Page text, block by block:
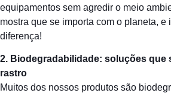
equipamentos sem agredir o meio
mostra que se importa com o planeta, e
diferença!
2. Biodegradabilidade: soluções que
rastro
Muitos dos nossos produtos são